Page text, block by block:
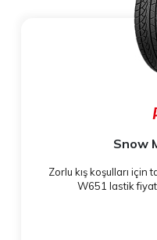
Snow
Zorlu kış koşulları
W651 lastik